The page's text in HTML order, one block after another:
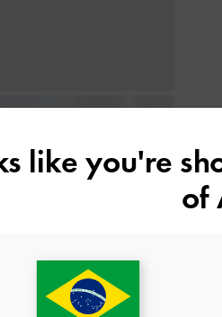
like you're
of